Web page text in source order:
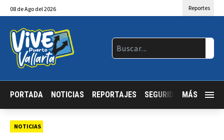
08 deAgo del 2026 Reportes
PORTADA NOTICIAS REPORTAJES SEGURIDAD JALISCO
MÁS
NOTICIAS